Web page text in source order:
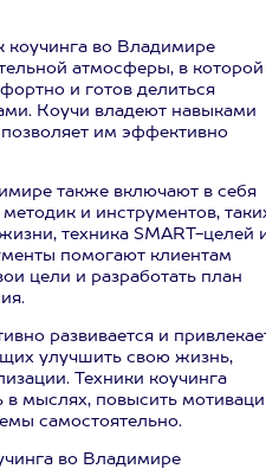
коучинга во Владимире
атмосферы, в которой
и готов делиться
Коучи владеют навыками
им эффективно
также включают в себя
и инструментов,
техника SMART-целей
помогают клиентам
цели и разработать план
развивается и
улучшить свою жизнь,
Техники коучинга
в мыслях, повысить
самостоятельно.
во Владимире